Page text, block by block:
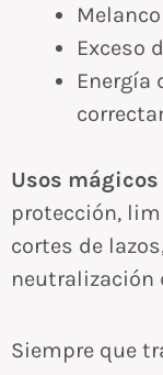
Exceso
Energía
Usos
protección,
cortes de
neutralización
Siempre que